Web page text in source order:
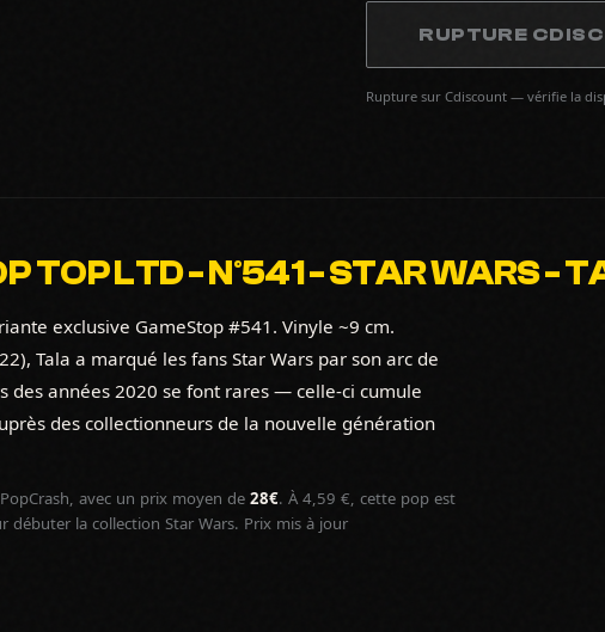
RUPTURE
Rupture sur Cdiscount — vérifie la
TOP LTD - N°541 - STAR WARS -
exclusive GameStop #541. Vinyle ~9 cm.
Tala a marqué les fans Star Wars par son arc de
des années 2020 se font rares — celle-ci cumule
des collectionneurs de la nouvelle génération
avec un prix moyen de 28€. À 4,59 €, cette pop est
débuter la collection Star Wars. Prix mis à jour